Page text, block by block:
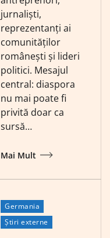
jurnaliști,
reprezentanți ai
comunităților
românești și lideri
politici. Mesajul
central: diaspora
nu mai poate fi
privită doar ca
sursă…
Mai Mult
Germania
Știri externe